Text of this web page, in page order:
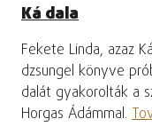
Ká dala
Fekete Linda, azaz
dzsungel könyve
dalát gyakorolták a
Horgas Ádámmal.